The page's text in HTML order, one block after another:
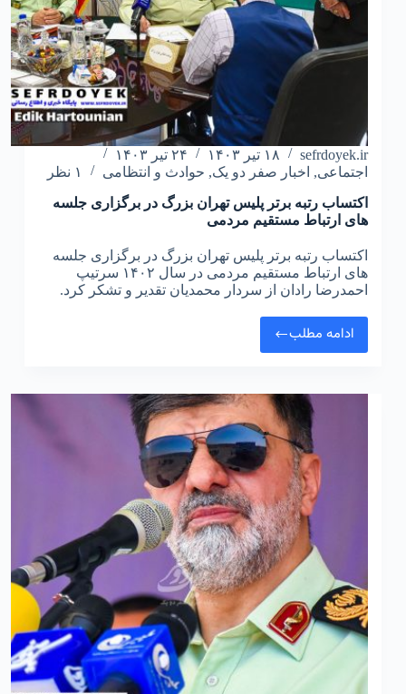
sefrdoyek.ir ۱۸ تیر ۱۴۰۳
۲۴ تیر ۱۴۰۳
اجتماعی, اخبار صفر دو یک, حوادث و انتظامی
۱ نظر
اکتساب رتبه برتر پلیس تهران بزرگ در برگزاری جلسه
های ارتباط مستقیم مردمی
اکتساب رتبه برتر پلیس تهران بزرگ در برگزاری جلسه
های ارتباط مستقیم مردمی در سال ۱۴۰۲ سرتیپ
احمدرضا رادان از سردار محمدیان تقدیر و تشکر کرد.
ادامه مطلب